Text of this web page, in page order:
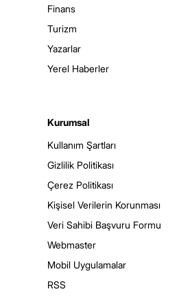
Finans
Turizm
Yazarlar
Yerel Haberler
Kurumsal
Kullanım Şartları
Gizlilik Politikası
Çerez Politikası
Kişisel Verilerin Korunması
Veri Sahibi Başvuru Formu
Webmaster
Mobil Uygulamalar
RSS